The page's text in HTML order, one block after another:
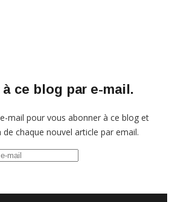
ce blog par e-mail.
mail pour vous abonner à ce blog et
chaque nouvel article par email.